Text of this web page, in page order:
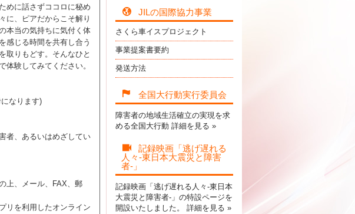
めに話さずココロに秘め
に、ピアだからこそ解り
本当の気持ちに気付く体
感じる時間を共有し合う
取りもどす。そんなひと
体験してみてください。
なります)
者、あるいはめざしてい
上、メール、FAX、郵
リを利用したオンライン
JILの国際協力事業
さくら車イスプロジェクト
事業提案書要約
発送方法
全国大行動実行委員会
障害者の地域生活確立の実現を求
める全国大行動 詳細を見る »
記録映画「逃げ遅れる
人々-東日本大震災と障害
者-」
記録映画「逃げ遅れる人々-東日本
大震災と障害者-」の特設ページを
開設いたしました。 詳細を見る »